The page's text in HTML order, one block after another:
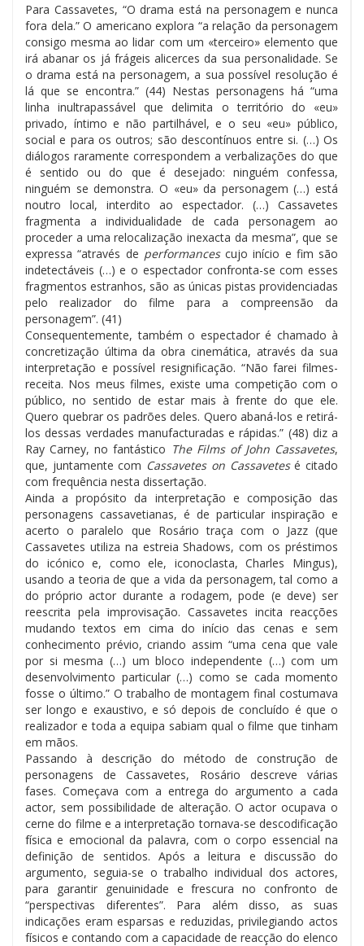
Para Cassavetes, “O drama está na personagem e nunca
fora dela.” O americano explora “a relação da personagem
consigo mesma ao lidar com um «terceiro» elemento que
irá abanar os já frágeis alicerces da sua personalidade. Se
o drama está na personagem, a sua possível resolução é
lá que se encontra.” (44) Nestas personagens há “uma
linha inultrapassável que delimita o território do «eu»
privado, íntimo e não partilhável, e o seu «eu» público,
social e para os outros; são descontínuos entre si. (…) Os
diálogos raramente correspondem a verbalizações do que
é sentido ou do que é desejado: ninguém confessa,
ninguém se demonstra. O «eu» da personagem (…) está
noutro local, interdito ao espectador. (…) Cassavetes
fragmenta a individualidade de cada personagem ao
proceder a uma relocalização inexacta da mesma”, que se
expressa “através de performancescujo início e fim são
indetectáveis (…) e o espectador confronta-se com esses
fragmentos estranhos, são as únicas pistas providenciadas
pelo realizador do filme para a compreensão da
personagem”. (41)
Consequentemente, também o espectador é chamado à
concretização última da obra cinemática, através da sua
interpretação e possível resignificação. “Não farei filmes-
receita. Nos meus filmes, existe uma competição com o
público, no sentido de estar mais à frente do que ele.
Quero quebrar os padrões deles. Quero abaná-los e retirá-
los dessas verdades manufacturadas e rápidas.” (48) diz a
Ray Carney, no fantástico The Films of John Cassavetes,
que, juntamente com Cassavetes on Cassavetesé citado
com frequência nesta dissertação.
Ainda a propósito da interpretação e composição das
personagens cassavetianas, é de particular inspiração e
acerto o paralelo que Rosário traça com o Jazz (que
Cassavetes utiliza na estreia Shadows, com os préstimos
do icónico e, como ele, iconoclasta, Charles Mingus),
usando a teoria de que a vida da personagem, tal como a
do próprio actor durante a rodagem, pode (e deve) ser
reescrita pela improvisação. Cassavetes incita reacções
mudando textos em cima do início das cenas e sem
conhecimento prévio, criando assim “uma cena que vale
por si mesma (…) um bloco independente (…) com um
desenvolvimento particular (…) como se cada momento
fosse o último.” O trabalho de montagem final costumava
ser longo e exaustivo, e só depois de concluído é que o
realizador e toda a equipa sabiam qual o filme que tinham
em mãos.
Passando à descrição do método de construção de
personagens de Cassavetes, Rosário descreve várias
fases. Começava com a entrega do argumento a cada
actor, sem possibilidade de alteração. O actor ocupava o
cerne do filme e a interpretação tornava-se descodificação
física e emocional da palavra, com o corpo essencial na
definição de sentidos. Após a leitura e discussão do
argumento, seguia-se o trabalho individual dos actores,
para garantir genuinidade e frescura no confronto de
“perspectivas diferentes”. Para além disso, as suas
indicações eram esparsas e reduzidas, privilegiando actos
físicos e contando com a capacidade de reacção do elenco